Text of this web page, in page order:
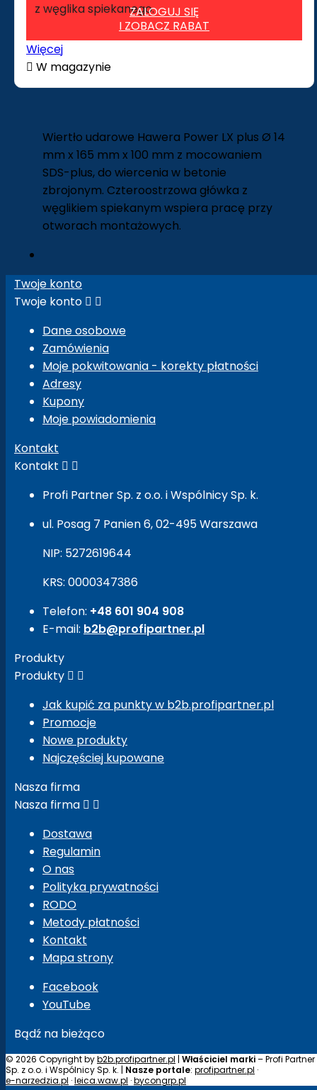
z węglika spiekanego.ZALOGUJ SIĘ
I ZOBACZ RABAT
Więcej
 W magazynie
Wiertło udarowe Hawera Power LX plus Ø 14
mm x 165 mm x 100 mm z mocowaniem
SDS-plus, do wiercenia w betonie
zbrojonym. Czteroostrzowa główka z
węglikiem spiekanym wspiera pracę przy
otworach montażowych.
Twoje konto
Twoje konto  
Dane osobowe
Zamówienia
Moje pokwitowania - korekty płatności
Adresy
Kupony
Moje powiadomienia
Kontakt
Kontakt  
Profi Partner Sp. z o.o. i Wspólnicy Sp. k.
ul. Posag 7 Panien 6, 02-495 Warszawa
NIP: 5272619644
KRS: 0000347386
Telefon: +48 601 904 908
E-mail: b2b@profipartner.pl
Produkty
Produkty  
Jak kupić za punkty w b2b.profipartner.pl
Promocje
Nowe produkty
Najczęściej kupowane
Nasza firma
Nasza firma  
Dostawa
Regulamin
O nas
Polityka prywatności
RODO
Metody płatności
Kontakt
Mapa strony
Facebook
YouTube
Bądź na bieżąco
© 2026 Copyright byb2b.profipartner.pl | Właściciel marki– Profi Partner
Sp. z o.o. i Wspólnicy Sp. k. | Nasze portale: profipartner.pl ·
e-narzedzia.pl ·leica.waw.pl ·bycongrp.pl